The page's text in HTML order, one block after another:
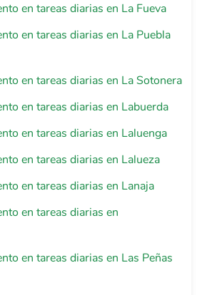
en tareas diarias en La Fueva
en tareas diarias en La Puebla
en tareas diarias en La Sotonera
en tareas diarias en Labuerda
en tareas diarias en Laluenga
en tareas diarias en Lalueza
en tareas diarias en Lanaja
en tareas diarias en
en tareas diarias en Las Peñas